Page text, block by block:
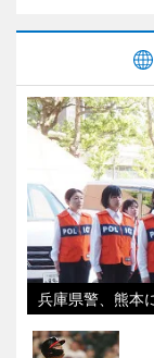
兵庫県警、熊本